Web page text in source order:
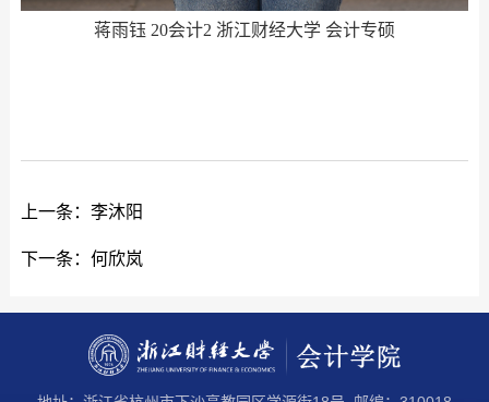
蒋雨钰 20会计2 浙江财经大学 会计专硕
上一条： 李沐阳
下一条： 何欣岚